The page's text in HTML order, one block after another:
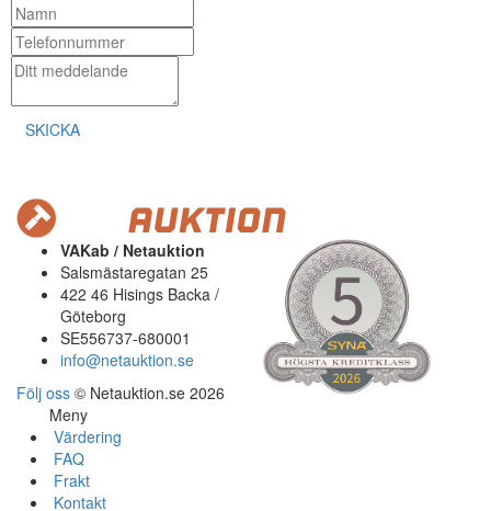
SKICKA
VAKab / Netauktion
Salsmästaregatan 25
422 46 Hisings Backa /
Göteborg
SE556737-680001
info@netauktion.se
Följ oss © Netauktion.se 2026
Meny
Värdering
FAQ
Frakt
Kontakt